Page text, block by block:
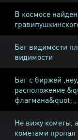
В космосе
Баг видимости
видимости
Баг с биржей
расположение
флагмана&quot; ,
Не вижу кометы,
кометами пропал